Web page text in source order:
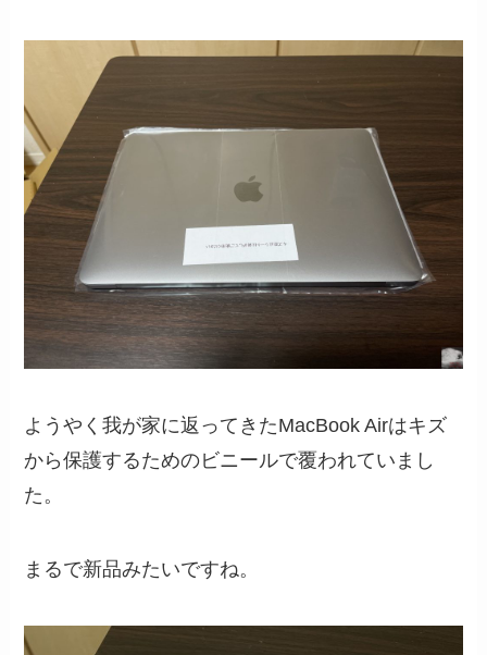
ようやく我が家に返ってきたMacBook Airはキズ
から保護するためのビニールで覆われていまし
た。
まるで新品みたいですね。